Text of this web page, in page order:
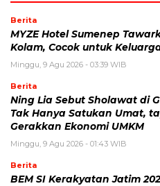
Berita
MYZE Hotel Sumenep
Kolam, Cocok untuk
Minggu, 9 Agu 2026 - 03:39 WIB
Berita
Ning Lia Sebut Sholawat di
Tak Hanya Satukan Umat,
Gerakkan Ekonomi UMKM
Minggu, 9 Agu 2026 - 01:43 WIB
Berita
BEM SI Kerakyatan Jatim